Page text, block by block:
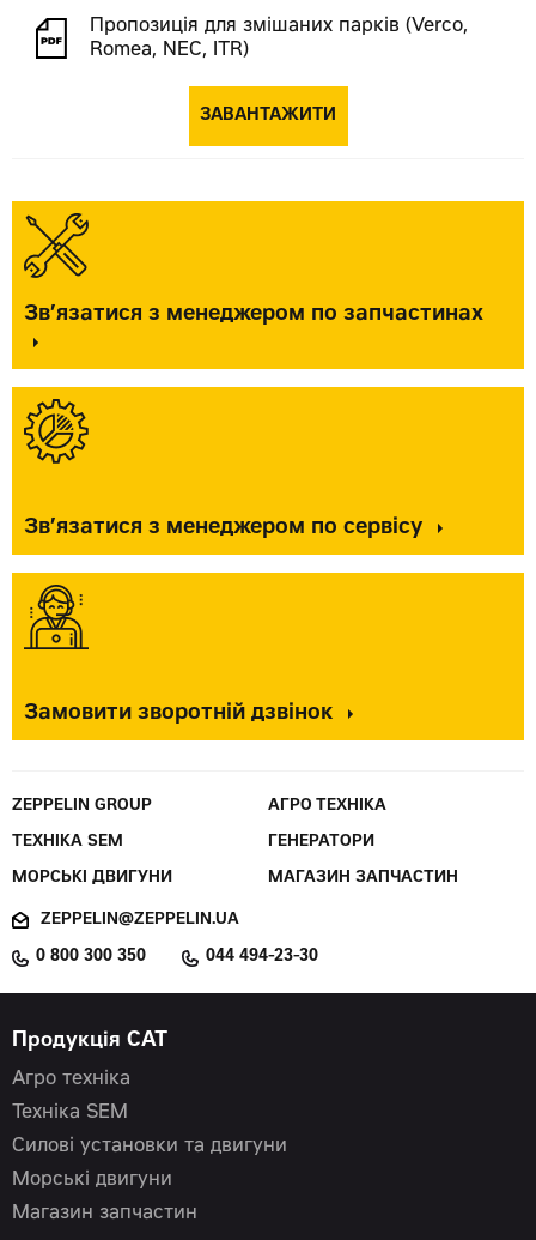
Пропозиція для змішаних парків (Verco,
Romea, NEC, ITR)
ЗАВАНТАЖИТИ
Зв’язатися з менеджером по запчастинах
Зв’язатися з менеджером по сервісу
Замовити зворотній дзвінок
ZEPPELIN GROUP АГРО ТЕХНІКА
ТЕХНІКА SEM ГЕНЕРАТОРИ
МОРСЬКІ ДВИГУНИ МАГАЗИН ЗАПЧАСТИН
ZEPPELIN@ZEPPELIN.UA
0 800 300 350 044 494-23-30
Продукція CAT
Агро техніка
Техніка SEM
Силові установки та двигуни
Морські двигуни
Магазин запчастин